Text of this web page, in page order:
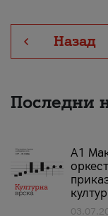
Назад
Последни
А1